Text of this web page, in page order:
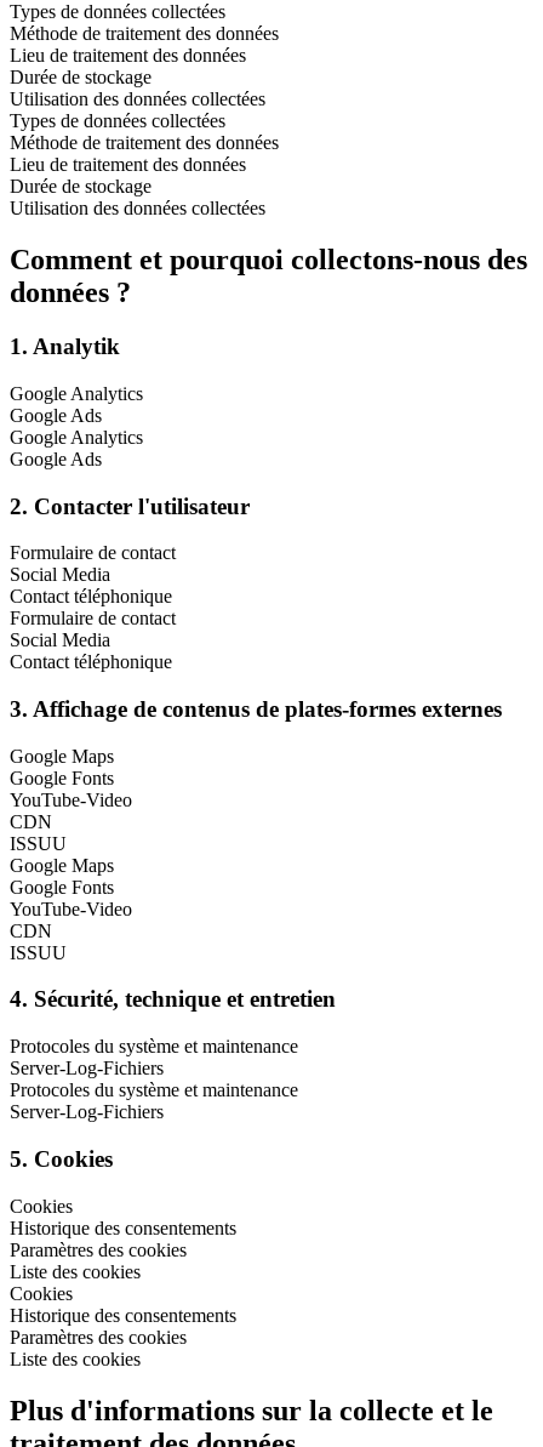
Types de données collectées
Méthode de traitement des données
Lieu de traitement des données
Durée de stockage
Utilisation des données collectées
Types de données collectées
Méthode de traitement des données
Lieu de traitement des données
Durée de stockage
Utilisation des données collectées
Comment et pourquoi collectons-nous des
données ?
1. Analytik
Google Analytics
Google Ads
Google Analytics
Google Ads
2. Contacter l'utilisateur
Formulaire de contact
Social Media
Contact téléphonique
Formulaire de contact
Social Media
Contact téléphonique
3. Affichage de contenus de plates-formes externes
Google Maps
Google Fonts
YouTube-Video
CDN
ISSUU
Google Maps
Google Fonts
YouTube-Video
CDN
ISSUU
4. Sécurité, technique et entretien
Protocoles du système et maintenance
Server-Log-Fichiers
Protocoles du système et maintenance
Server-Log-Fichiers
5. Cookies
Cookies
Historique des consentements
Paramètres des cookies
Liste des cookies
Cookies
Historique des consentements
Paramètres des cookies
Liste des cookies
Plus d'informations sur la collecte et le